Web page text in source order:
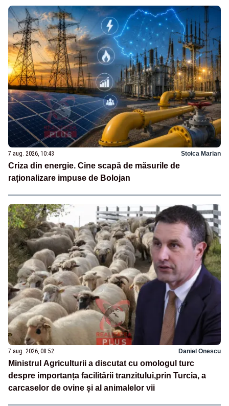
7 aug. 2026, 10:43 Stoica Marian
Criza din energie. Cine scapă de măsurile de
raționalizare impuse de Bolojan
7 aug. 2026, 08:52 Daniel Onescu
Ministrul Agriculturii a discutat cu omologul turc
despre importanța facilitării tranzitului,prin Turcia, a
carcaselor de ovine și al animalelor vii